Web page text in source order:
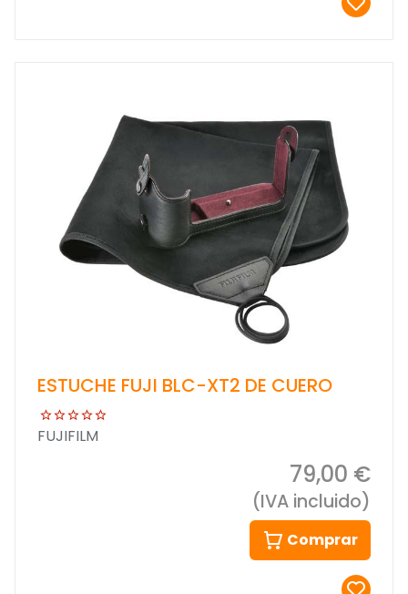
ESTUCHE FUJI BLC-XT2 DE CUERO
FUJIFILM
79,00 €
(IVA incluido)
Comprar